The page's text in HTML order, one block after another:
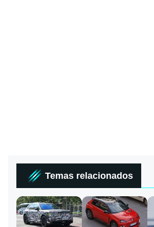
Temas relacionados